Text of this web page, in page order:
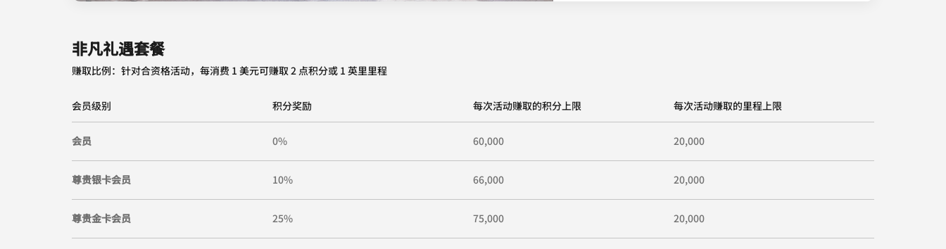
非凡礼遇套餐
赚取比例：针对合资格活动，每消费 1 美元可赚取 2 点积分或 1 英里里程
会员级别 积分奖励 每次活动赚取的积分上限 每次活动赚取的里程上限
会员 0% 60,000 20,000
尊贵银卡会员 10% 66,000 20,000
尊贵金卡会员 25% 75,000 20,000